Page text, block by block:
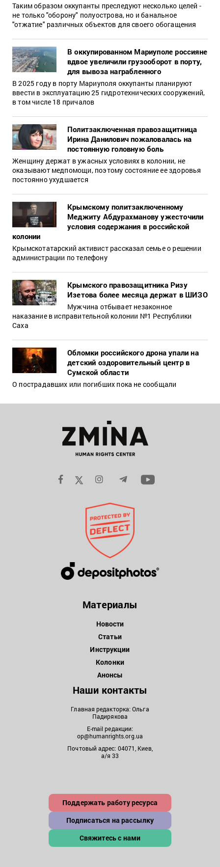
Таким образом оккупанты преследуют несколько целей -
не только "оборону" полуострова, но и банальное
"отжатие" различных объектов для своего обогащения
В оккупированном Мариуполе россияне
вдвое увеличили грузооборот в порту,
для вывоза награбленного
В 2025 году в порту Мариуполя оккупанты планируют
ввести в эксплуатацию 25 гидротехнических сооружений,
в том числе 18 причалов
Политзаключенная правозащитница
Ирина Данилович пожаловалась на
постоянную головную боль
Женщину держат в ужасных условиях в колонии, не
оказывают медпомощи, поэтому состояние ее здоровья
постоянно ухудшается
Крымскому политзаключенному
Меджиту Абдурахманову ужесточили
условия содержания в российской
колонии
Крымскотатарский активист рассказал семье о решении
администрации по телефону
Крымского правозащитника Ризу
Изетова более месяца держат в ШИЗО
Мужчина отбывает незаконное
наказание в исправительной колонии №1 Республики
Саха
Обломки российского дрона упали на
детский оздоровительный центр в
Сумской области
О пострадавших или погибших пока не сообщали
Материалы
Новости
Статьи
Инструкции
Колонки
Анонсы
Наши контакты
Главная редакторка: Ольга
Падирякова
E-mail редакции:
op@humanrights.org.ua
Почтовый адрес: 04071, Киев,
а/я 33
Поддержать работу ресурса
Подписаться на рассылку
Свяжитесь с нами